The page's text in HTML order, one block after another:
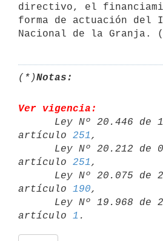
directivo, el
forma de actuación del
Nacional de la Granja.
(*)Notas:
Ver vigencia:
artículo 251 ,
artículo 251 ,
artículo 190,
artículo 1